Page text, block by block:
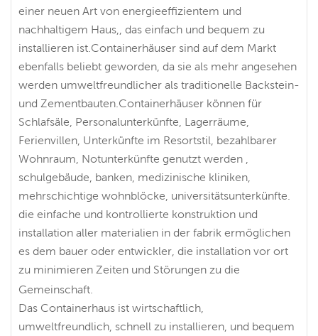
einer neuen Art von energieeffizientem und
nachhaltigem Haus,, das einfach und bequem zu
installieren ist.Containerhäuser sind auf dem Markt
ebenfalls beliebt geworden, da sie als mehr angesehen
werden umweltfreundlicher als traditionelle Backstein-
und Zementbauten.Containerhäuser können für
Schlafsäle, Personalunterkünfte, Lagerräume,
Ferienvillen, Unterkünfte im Resortstil, bezahlbarer
Wohnraum, Notunterkünfte genutzt werden ,
schulgebäude, banken, medizinische kliniken,
mehrschichtige wohnblöcke, universitätsunterkünfte.
die einfache und kontrollierte konstruktion und
installation aller materialien in der fabrik ermöglichen
es dem bauer oder entwickler, die installation vor ort
zu minimieren Zeiten und Störungen zu die
Gemeinschaft.
Das Containerhaus ist wirtschaftlich,
umweltfreundlich, schnell zu installieren, und bequem